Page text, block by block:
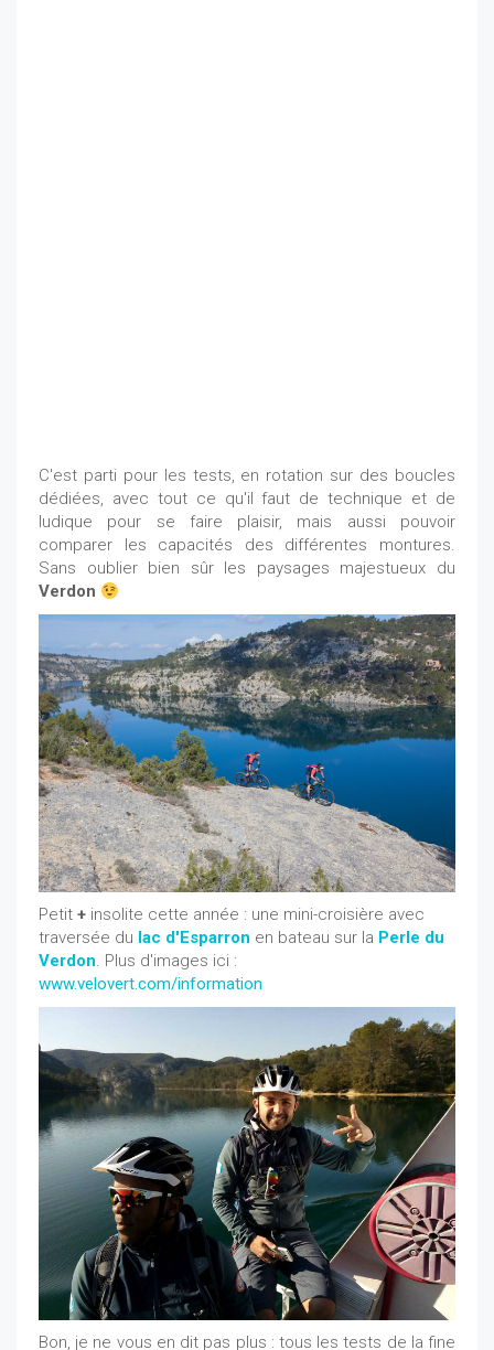
C'est parti pour les tests, en rotation sur des boucles
dédiées, avec tout ce qu'il faut de technique et de
ludique pour se faire plaisir, mais aussi pouvoir
comparer les capacités des différentes montures.
Sans oublier bien sûr les paysages majestueux du
Verdon
Petit + insolite cette année : une mini-croisière avec
traversée du lac d'Esparron en bateau sur la Perle du
Verdon. Plus d'images ici :
www.velovert.com/information
Bon, je ne vous en dit pas plus : tous les tests de la fine